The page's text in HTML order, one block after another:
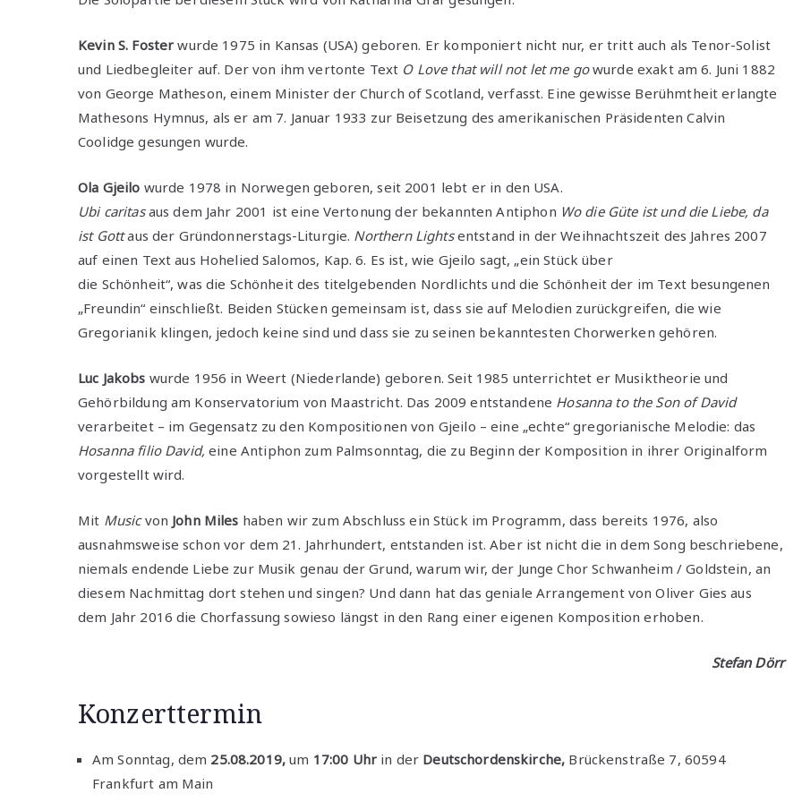
Kevin S. Foster wurde 1975 in Kansas (USA) geboren. Er komponiert nicht nur, er tritt auch als Tenor-Solist
und Liedbegleiter auf. Der von ihm vertonte Text O Love that will not let me gowurde exakt am 6. Juni 1882
von George Matheson, einem Minister der Church of Scotland, verfasst. Eine gewisse Berühmtheit erlangte
Mathesons Hymnus, als er am 7. Januar 1933 zur Beisetzung des amerikanischen Präsidenten Calvin
Coolidge gesungen wurde.
Ola Gjeilo wurde 1978 in Norwegen geboren, seit 2001 lebt er in den USA.
Ubi caritasaus dem Jahr 2001 ist eine Vertonung der bekannten Antiphon Wo die Güte ist und die Liebe, da
ist Gottaus der Gründonnerstags-Liturgie. Northern Lightsentstand in der Weihnachtszeit des Jahres 2007
auf einen Text aus Hohelied Salomos, Kap. 6. Es ist, wie Gjeilo sagt, „ein Stück über
die Schönheit“, was die Schönheit des titelgebenden Nordlichts und die Schönheit der im Text besungenen
„Freundin“ einschließt. Beiden Stücken gemeinsam ist, dass sie auf Melodien zurückgreifen, die wie
Gregorianik klingen, jedoch keine sind und dass sie zu seinen bekanntesten Chorwerken gehören.
Luc Jakobs wurde 1956 in Weert (Niederlande) geboren. Seit 1985 unterrichtet er Musiktheorie und
Gehörbildung am Konservatorium von Maastricht. Das 2009 entstandene Hosanna to the Son of David
verarbeitet – im Gegensatz zu den Kompositionen von Gjeilo – eine „echte“ gregorianische Melodie: das
Hosanna filio David, eine Antiphon zum Palmsonntag, die zu Beginn der Komposition in ihrer Originalform
vorgestellt wird.
Mit Musicvon John Miles haben wir zum Abschluss ein Stück im Programm, dass bereits 1976, also
ausnahmsweise schon vor dem 21. Jahrhundert, entstanden ist. Aber ist nicht die in dem Song beschriebene,
niemals endende Liebe zur Musik genau der Grund, warum wir, der Junge Chor Schwanheim / Goldstein, an
diesem Nachmittag dort stehen und singen? Und dann hat das geniale Arrangement von Oliver Gies aus
dem Jahr 2016 die Chorfassung sowieso längst in den Rang einer eigenen Komposition erhoben.
Stefan Dörr
Konzerttermin
Am Sonntag, dem 25.08.2019, um 17:00 Uhr in der Deutschordenskirche, Brückenstraße 7, 60594
Frankfurt am Main